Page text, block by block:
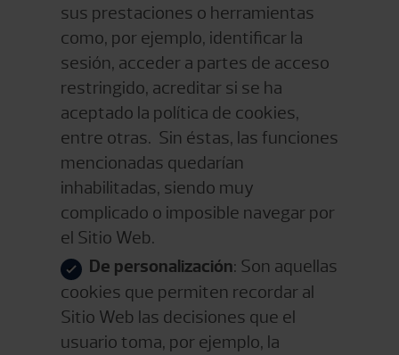
sus prestaciones o herramientas
como, por ejemplo, identificar la
sesión, acceder a partes de acceso
restringido, acreditar si se ha
aceptado la política de cookies,
entre otras. Sin éstas, las funciones
mencionadas quedarían
inhabilitadas, siendo muy
complicado o imposible navegar por
el Sitio Web.
De personalización: Son aquellas
cookies que permiten recordar al
Sitio Web las decisiones que el
usuario toma, por ejemplo, la